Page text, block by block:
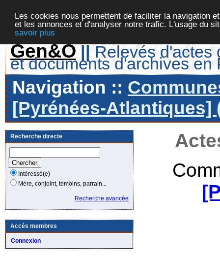
Les cookies nous permettent de faciliter la navigation
et les annonces et d'analyser notre trafic. L'usage du
savoir plus
Gen&O || Relevés d'actes
et documents d'archives en
Navigation ::
[Pyrénées-Atlantiques]
Recherche directe
Intéressé(e)
Mère, conjoint, témoins, parrain...
Recherche avancée
Accès membres
Connexion